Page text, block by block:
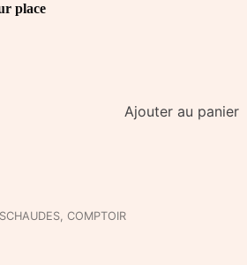
place
Ajouter au panier
,COMPTOIR